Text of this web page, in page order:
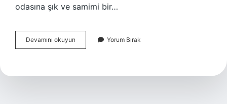
odasına şık ve samimi bir…
Devamını okuyun
Bitkisi
Yorum Bırak